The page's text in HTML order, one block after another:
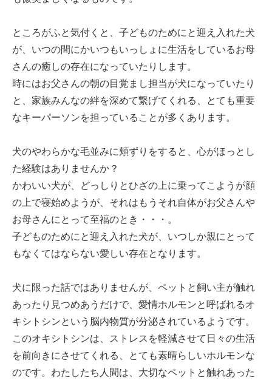
ところがふと気付くと、子どものためにと迎え入れた犬
が、いつの間にかいつもいっしょに生活をしているお母
さんの癒しの存在になっていたりします。
時にはお父さんの朝の目覚まし担当が犬になっていたり
と、家族みんなの絆を深めて繋げてくれる、とても重要
なキーパーソンを担っていることが多くあります。
犬のやわらかな毛並みに頬ずりをすると、心がほっとし
た経験はありませんか？
かわいい犬が、どっしりとひざの上に乗ってこようが顔
の上で寝始めようが、それはもうそれ自体がお父さんや
お母さんにとって至福のとき・・・。
子どものためにと迎え入れた犬が、いつしか親にとって
もなくてはならない愛しい存在となります。
犬に限った話ではありませんが、ペットと飼い主が触れ
あったり見つめあうだけで、愛情ホルモンと呼ばれるオ
キシトシンという脳内物質が分泌されているようです。
このオキシトシンは、ストレスを軽減させて日々の生活
を前向きにさせてくれる、とても素晴らしいホルモンな
のです。わたしたち人間は、大切なペットと触れあった